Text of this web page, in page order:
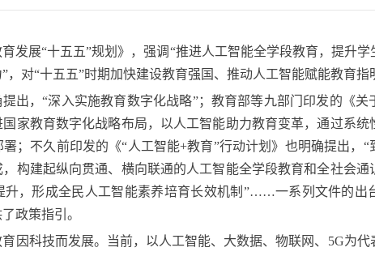
展“十五五”规划》，强调“推进人工智能全学段教育，提升学
，对“十五五”时期加快建设教育强国、推动人工智能赋能教育指
，“深入实施教育数字化战略”；教育部等九部门印发的《关
家教育数字化战略布局，以人工智能助力教育变革，通过系统
；不久前印发的《“人工智能+教育”行动计划》也明确提出，“
构建起纵向贯通、横向联通的人工智能全学段教育和全社会通
升，形成全民人工智能素养培育长效机制”……一系列文件的出
政策指引。
科技而发展。当前，以人工智能、大数据、物联网、5G为代